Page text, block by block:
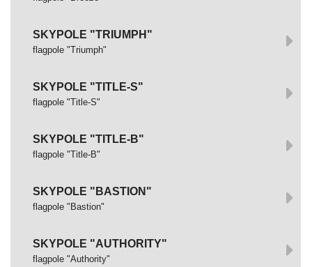
SKYPOLE "TRIUMPH"
flagpole "Triumph"
SKYPOLE "TITLE-S"
flagpole "Title-S"
SKYPOLE "TITLE-B"
flagpole "Title-B"
SKYPOLE "BASTION"
flagpole "Bastion"
SKYPOLE "AUTHORITY"
flagpole "Authority"